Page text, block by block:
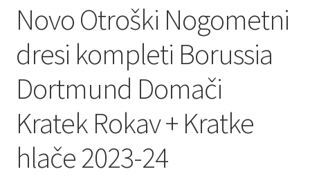
Novo Otroški Nogometni
dresi kompleti Borussia
Dortmund Domači
Kratek Rokav + Kratke
hlače 2023-24